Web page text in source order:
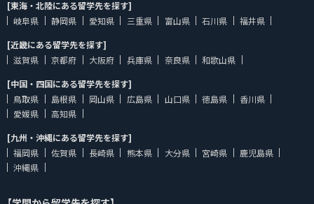
[東海・北陸にある留学先を探す]
岐阜県
静岡県 愛知県 三重県 富山県 石川県
福井県
[近畿にある留学先を探す]
滋賀県
京都府 大阪府 兵庫県 奈良県
和歌山県
[中国・四国にある留学先を探す]
鳥取県
島根県 岡山県 広島県 山口県 徳島県
香川県
愛媛県
高知県
[九州・沖縄にある留学先を探す]
福岡県
佐賀県 長崎県 熊本県 大分県 宮崎県
鹿児島県
沖縄県